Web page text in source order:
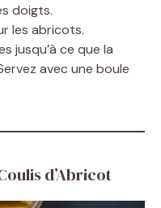
doigts.
les abricots.
jusqu’à ce que la
avec une boule
d’Abricot